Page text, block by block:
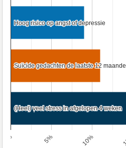
0% 5% 10%
Hoog risico op angst of depressie
Hoog risico op angst of depressie
Suïcide gedachten de laatste 12
Suïcide gedachten de laatste 12
(Heel) veel stress in afgelopen 4 weken
(Heel) veel stress in afgelopen 4 weken